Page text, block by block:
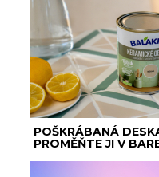
POŠKRÁBANÁ
PROMĚŇTE JI V